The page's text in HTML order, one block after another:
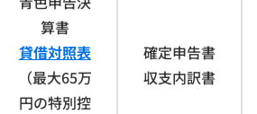
算書
貸借対照表
（最大65万
円の特別控
確定申告書
収支内訳書